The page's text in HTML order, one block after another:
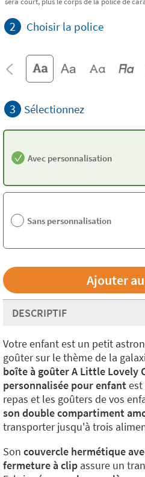
2 Choisir la police
3 Sélectionnez
Avec personnalisation
Sans personnalisation
DESCRIPTIF
Votre enfant est un petit
goûter sur le thème de la
boîte à goûter A Little Lovely
personnalisée pour enfantest
repas et les goûters de vos
son double compartiment
transporter jusqu'à trois
Son couvercle hermétique
fermeture à clip assure un